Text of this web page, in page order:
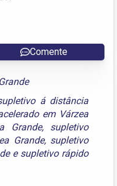
Comente
á distância
em Várzea
Grande, supletivo
Grande, supletivo
e supletivo rápido